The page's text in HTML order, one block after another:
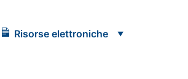
Risorse elettroniche